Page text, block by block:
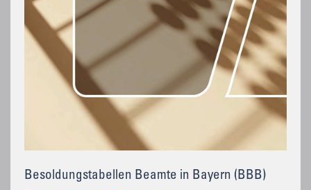
Besoldungstabellen Beamte in Bayern (BBB)